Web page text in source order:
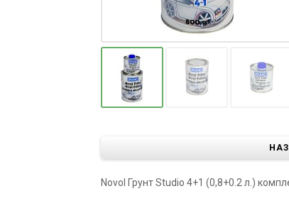
Novol Грунт Studio 4+1 (0,8+0.2 л.)